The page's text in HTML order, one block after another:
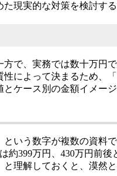
現実的な対策を検討する
で、実務では数十万円
によって決まるため、
ケース別の金額イメージ
いう数字が複数の資料
399万円、430万円前
理解しておくと、漠然